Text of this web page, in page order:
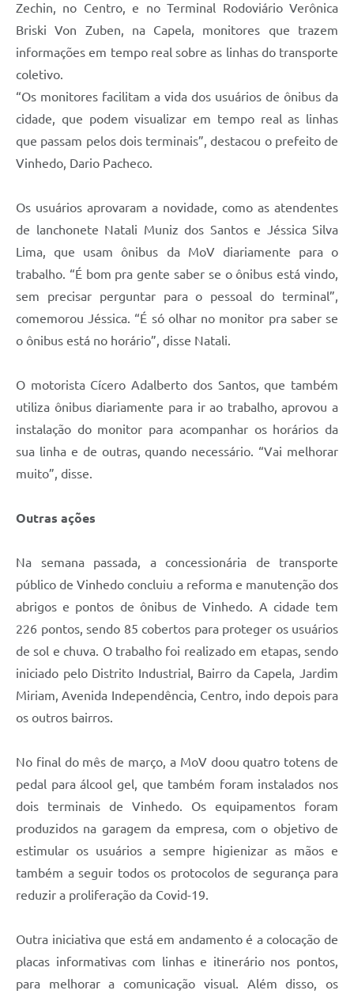
Audiências Públicas
Arquivos para Download
Galeria de Vídeos
Contas Públicas
Links Úteis
Serviços Online
Zechin, no Centro, e no Terminal Rodoviário Verônica
Briski Von Zuben, na Capela, monitores que trazem
informações em tempo real sobre as linhas do transporte
coletivo.
“Os monitores facilitam a vida dos usuários de ônibus da
cidade, que podem visualizar em tempo real as linhas
que passam pelos dois terminais”, destacou o prefeito de
Vinhedo, Dario Pacheco.
Os usuários aprovaram a novidade, como as atendentes
de lanchonete Natali Muniz dos Santos e Jéssica Silva
Lima, que usam ônibus da MoV diariamente para o
trabalho. “É bom pra gente saber se o ônibus está vindo,
sem precisar perguntar para o pessoal do terminal”,
comemorou Jéssica. “É só olhar no monitor pra saber se
o ônibus está no horário”, disse Natali.
O motorista Cícero Adalberto dos Santos, que também
utiliza ônibus diariamente para ir ao trabalho, aprovou a
instalação do monitor para acompanhar os horários da
sua linha e de outras, quando necessário. “Vai melhorar
muito”, disse.
Outras ações
Na semana passada, a concessionária de transporte
público de Vinhedo concluiu a reforma e manutenção dos
abrigos e pontos de ônibus de Vinhedo. A cidade tem
226 pontos, sendo 85 cobertos para proteger os usuários
de sol e chuva. O trabalho foi realizado em etapas, sendo
iniciado pelo Distrito Industrial, Bairro da Capela, Jardim
Miriam, Avenida Independência, Centro, indo depois para
os outros bairros.
No final do mês de março, a MoV doou quatro totens de
pedal para álcool gel, que também foram instalados nos
dois terminais de Vinhedo. Os equipamentos foram
produzidos na garagem da empresa, com o objetivo de
estimular os usuários a sempre higienizar as mãos e
também a seguir todos os protocolos de segurança para
reduzir a proliferação da Covid-19.
Outra iniciativa que está em andamento é a colocação de
placas informativas com linhas e itinerário nos pontos,
para melhorar a comunicação visual. Além disso, os